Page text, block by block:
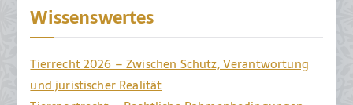
Wissenswertes
Tierrecht 2026 – Zwischen Schutz, Verantwortung
und juristischer Realität